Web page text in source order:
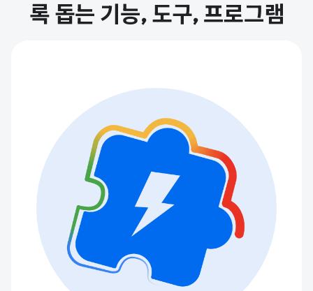
록 돕는 기능, 도구, 프로그램